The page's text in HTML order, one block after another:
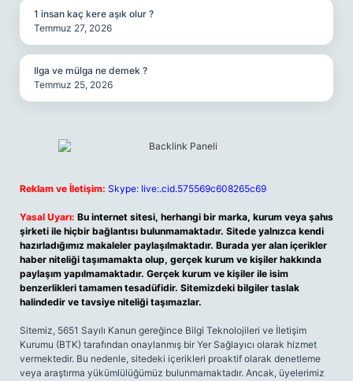
1 insan kaç kere aşık olur ?
Temmuz 27, 2026
Ilga ve mülga ne demek ?
Temmuz 25, 2026
Reklam ve İletişim: Skype: live:.cid.575569c608265c69
Yasal Uyarı: Bu internet sitesi, herhangi bir marka, kurum veya şahıs
şirketi ile hiçbir bağlantısı bulunmamaktadır. Sitede yalnızca kendi
hazırladığımız makaleler paylaşılmaktadır. Burada yer alan içerikler
haber niteliği taşımamakta olup, gerçek kurum ve kişiler hakkında
paylaşım yapılmamaktadır. Gerçek kurum ve kişiler ile isim
benzerlikleri tamamen tesadüfidir. Sitemizdeki bilgiler taslak
halindedir ve tavsiye niteliği taşımazlar.
Sitemiz, 5651 Sayılı Kanun gereğince Bilgi Teknolojileri ve İletişim
Kurumu (BTK) tarafından onaylanmış bir Yer Sağlayıcı olarak hizmet
vermektedir. Bu nedenle, sitedeki içerikleri proaktif olarak denetleme
veya araştırma yükümlülüğümüz bulunmamaktadır. Ancak, üyelerimiz